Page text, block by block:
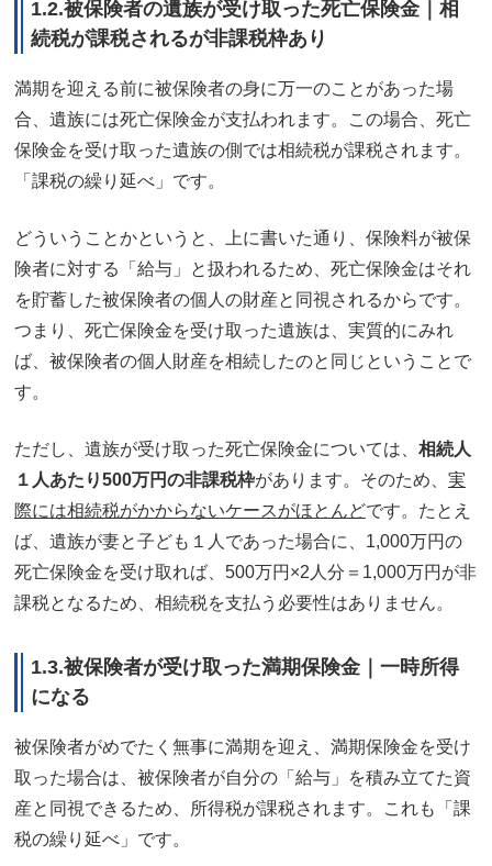
1.2.被保険者の遺族が受け取った死亡保険金｜相
続税が課税されるが非課税枠あり
満期を迎える前に被保険者の身に万一のことがあった場
合、遺族には死亡保険金が支払われます。この場合、死亡
保険金を受け取った遺族の側では相続税が課税されます。
「課税の繰り延べ」です。
どういうことかというと、上に書いた通り、保険料が被保
険者に対する「給与」と扱われるため、死亡保険金はそれ
を貯蓄した被保険者の個人の財産と同視されるからです。
つまり、死亡保険金を受け取った遺族は、実質的にみれ
ば、被保険者の個人財産を相続したのと同じということで
す。
ただし、遺族が受け取った死亡保険金については、 相続人
１人あたり500万円の非課税枠があります。そのため、 実
際には相続税がかからないケースがほとんどです。たとえ
ば、遺族が妻と子ども１人であった場合に、1,000万円の
死亡保険金を受け取れば、500万円×2人分＝1,000万円が非
課税となるため、相続税を支払う必要性はありません。
1.3.被保険者が受け取った満期保険金｜一時所得
になる
被保険者がめでたく無事に満期を迎え、満期保険金を受け
取った場合は、被保険者が自分の「給与」を積み立てた資
産と同視できるため、所得税が課税されます。これも「課
税の繰り延べ」です。